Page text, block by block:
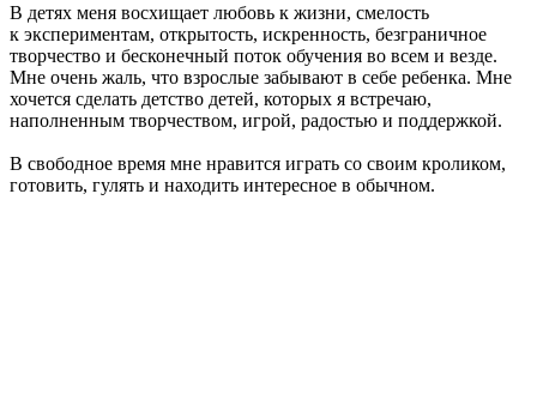
В детях меня восхищает любовь к жизни, смелость
к экспериментам, открытость, искренность, безграничное
творчество и бесконечный поток обучения во всем и везде.
Мне очень жаль, что взрослые забывают в себе ребенка. Мне
хочется сделать детство детей, которых я встречаю,
наполненным творчеством, игрой, радостью и поддержкой.
В свободное время мне нравится играть со своим кроликом,
готовить, гулять и находить интересное в обычном.